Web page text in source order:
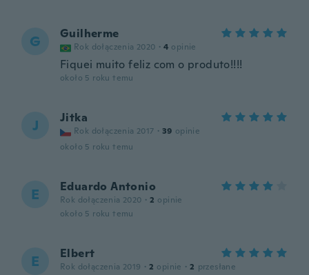
G Guilherme
Rok dołączenia 2020 · 4 opinie
Fiquei muito feliz com o produto!!!!
około 5 roku temu
J Jitka
Rok dołączenia 2017 · 39 opinie
około 5 roku temu
E Eduardo Antonio
Rok dołączenia 2020 · 2 opinie
około 5 roku temu
E Elbert
Rok dołączenia 2019 · 2 opinie · 2 przesłane